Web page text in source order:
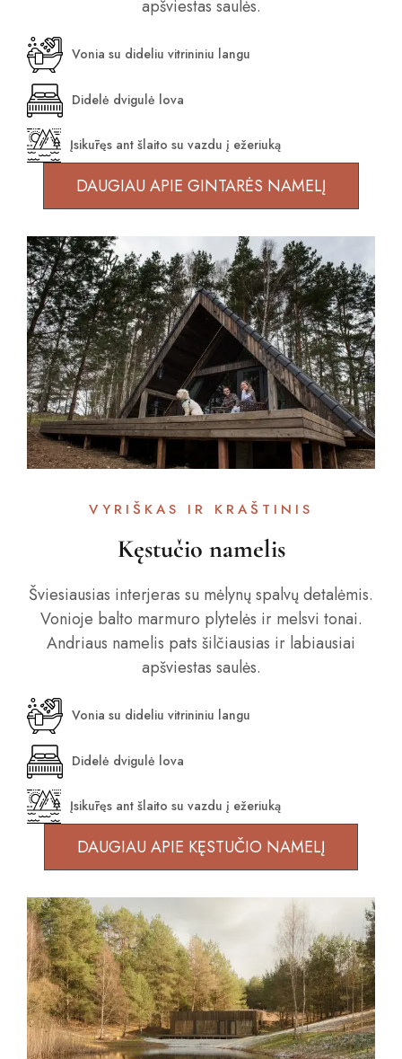
apšviestas saulės.
Vonia su dideliu vitrininiu langu
Didelė dvigulė lova
Įsikūręs ant šlaito su vazdu į ežeriuką
DAUGIAU APIE GINTARĖS NAMELĮ
VYRIŠKAS IR KRAŠTINIS
Kęstučio namelis
Šviesiausias interjeras su mėlynų spalvų detalėmis.
Vonioje balto marmuro plytelės ir melsvi tonai.
Andriaus namelis pats šilčiausias ir labiausiai
apšviestas saulės.
Vonia su dideliu vitrininiu langu
Didelė dvigulė lova
Įsikūręs ant šlaito su vazdu į ežeriuką
DAUGIAU APIE KĘSTUČIO NAMELĮ